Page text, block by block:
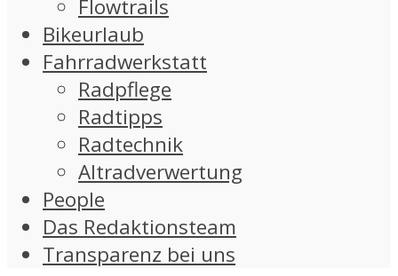
Flowtrails
Bikeurlaub
Fahrradwerkstatt
Radpflege
Radtipps
Radtechnik
Altradverwertung
People
Das Redaktionsteam
Transparenz bei uns